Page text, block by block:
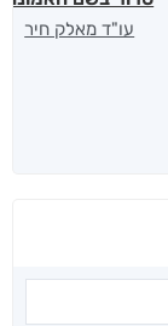
עו"ד מאלק חיר